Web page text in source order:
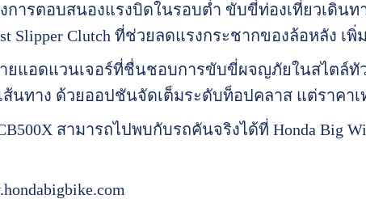
การตอบสนองแรงบิดในรอบต่ำ ขับขี่ท่องเที่ยวเดิน
Slipper Clutch ที่ช่วยลดแรงกระชากของล้อหลัง
ยแอดแวนเจอร์ที่ชื่นชอบการขับขี่ผจญภัยในสไตล์ทัว
นทาง ด้วยออปชันจัดเต็มระดับท็อปคลาส แต่ราคาเ
สามารถไปพบกับรถคันจริงได้ที่ Honda Big